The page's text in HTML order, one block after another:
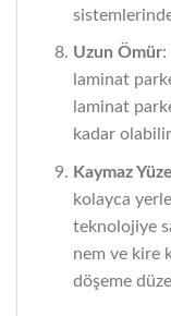
Uzun Ömür:
laminat
laminat
kadar
Kaymaz
kolayca
teknolojiye
nem ve kire
döşeme